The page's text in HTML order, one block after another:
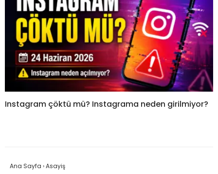
Instagram çöktü mü? Instagrama neden girilmiyor?
Ana Sayfa ›Asayiş